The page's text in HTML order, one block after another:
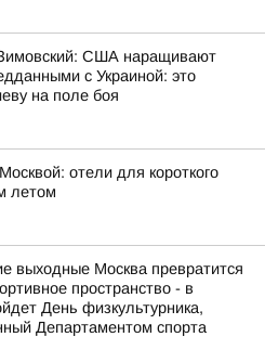
США наращивают
с Украиной: это
на поле боя
отели для короткого
летом
выходные Москва превратится
пространство - в
День физкультурника,
Департаментом спорта